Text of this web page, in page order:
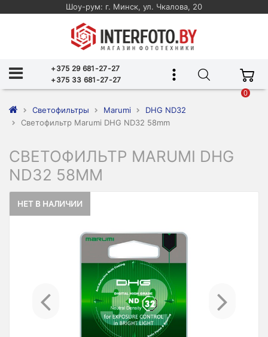
Шоу-рум: г. Минск, ул. Чкалова, 20
+375 29 681-27-27
+375 33 681-27-27
0
Светофильтры Marumi
DHG ND32
Светофильтр Marumi DHG ND32 58mm
СВЕТОФИЛЬТР MARUMI DHG
ND32 58MM
НЕТ В НАЛИЧИИ
Previous